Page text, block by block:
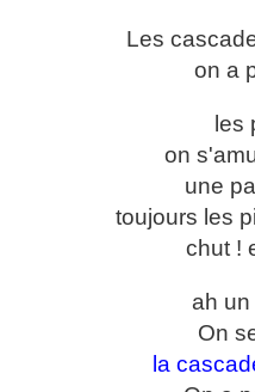
Les
on a
les
on
une
toujours les
chut !
ah
On
la